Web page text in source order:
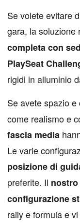
Se volete evitare
gara, la soluzione
completa con
PlaySeat
rigidi in alluminio
Se avete spazio
come realismo e
fascia media
Le varie
posizione di
preferite. Il
configurazione
rally e formula e